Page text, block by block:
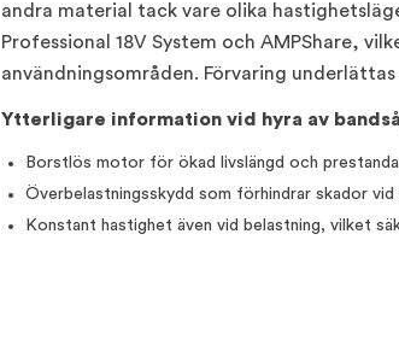
andra material tack vare olika
Professional 18V System och AMPShare,
användningsområden. Förvaring
Ytterligare information vid hyra av
Borstlös motor för ökad livslängd och
Överbelastningsskydd som förhindrar skador vid
Konstant hastighet även vid belastning, vilket